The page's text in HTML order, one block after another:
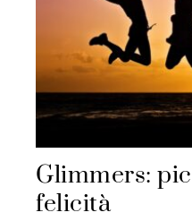
Glimmers:
felicità